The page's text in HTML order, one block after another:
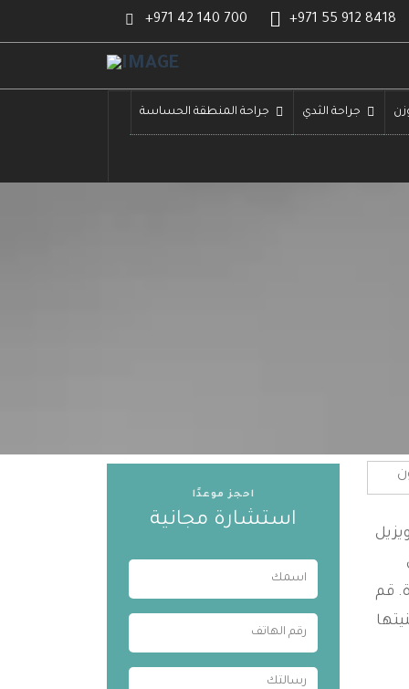
+971 42 140 700 +971 55 912 8418
جراحة الثدي جراحة المنطقة الحساسة
قم
احجز موعدًا
استشارة مجانية